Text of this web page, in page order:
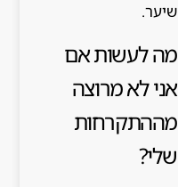
שיער.
מה לעשות אם
אני לא מרוצה
מההתקרחות
שלי?